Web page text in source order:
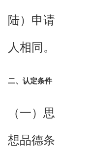
陆）申请
人相同。
二、认定条件
（一）思
想品德条